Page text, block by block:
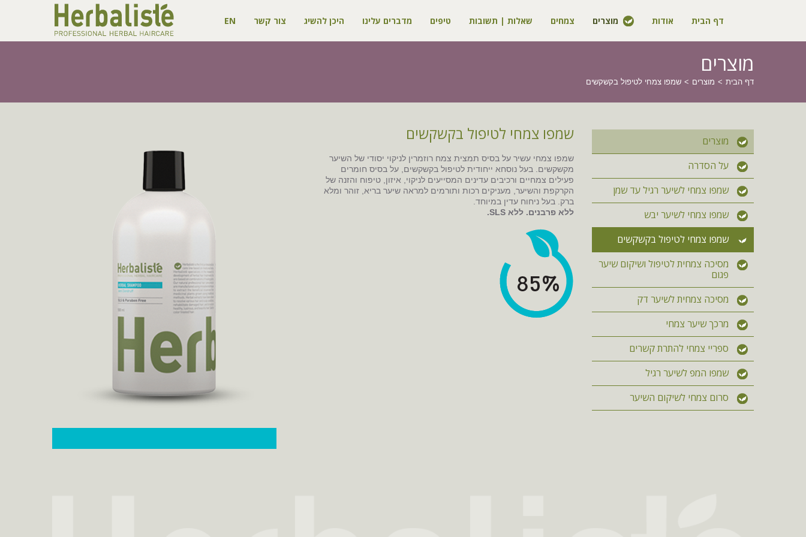
דף הבית אודות מוצרים צמחים שאלות | תשובות טיפים מדברים עלינו היכן להשיג צור קשר EN
מוצרים
דף הבית מוצרים שמפו צמחי לטיפול בקשקשים
שמפו צמחי לטיפול בקשקשים
שמפו צמחי עשיר על בסיס תמצית צמח רוזמרין לניקוי יסודי של השיער
מקשקשים. בעל נוסחא ייחודית לטיפול בקשקשים, על בסיס חומרים
פעילים צמחיים ורכיבים עדינים המסייעים לניקוי, איזון, טיפוח והזנה של
הקרקפת והשיער, מעניקים רכות ותורמים למראה שיער בריא, זוהר ומלא
ברק. בעל ניחוח עדין במיוחד.
ללא פרבנים. ללא SLS.
מוצרים
על הסדרה
שמפו צמחי לשיער רגיל עד שמן
שמפו צמחי לשיער יבש
שמפו צמחי לטיפול בקשקשים
מסיכה צמחית לטיפול ושיקום שיער
פגום
מסיכה צמחית לשיער דק
מרכך שיער צמחי
ספריי צמחי להתרת קשרים
שמפו המפ לשיער רגיל
סרום צמחי לשיקום השיער